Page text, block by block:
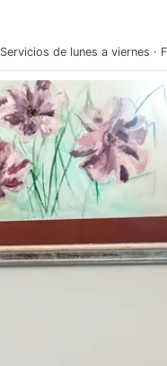
Servicios de lunes a viernes ·